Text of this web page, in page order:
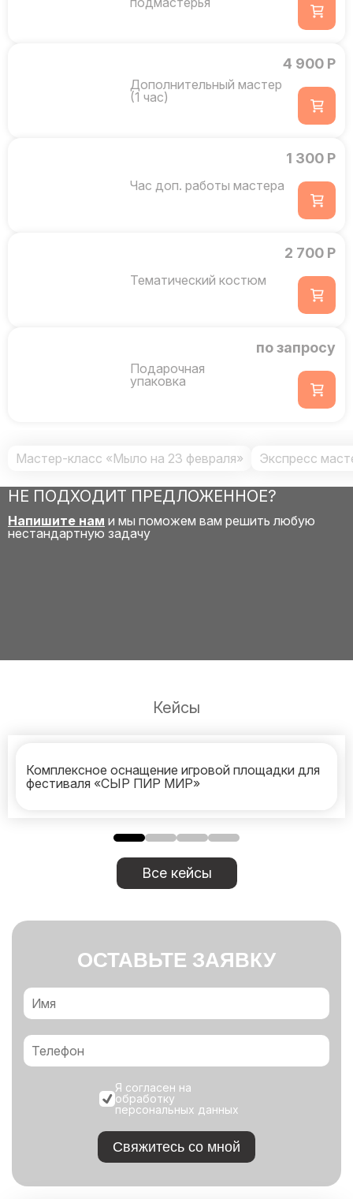
Дополнительный мастер
(1 час)
4 900 Р
Час доп. работы мастера
1 300 Р
Тематический костюм
2 700 Р
Подарочная
упаковка
по запросу
Мастер-класс «Мыло на 23 февраля» Экспресс
НЕ ПОДХОДИТ ПРЕДЛОЖЕННОЕ?
Напишите нам и мы поможем вам решить любую
нестандартную задачу
Кейсы
Комплексное оснащение игровой площадки для
фестиваля «СЫР ПИР МИР»
Все кейсы
ОСТАВЬТЕ ЗАЯВКУ
Я согласен на
обработку
персональных данных
Свяжитесь со мной